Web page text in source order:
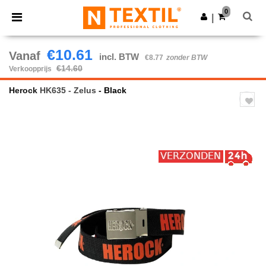
× Ntextil-app
Betere prijzen in de app!
Download app
0
Vanaf €10.61 incl. BTW €8.77 zonder BTW
Verkoopprijs
€14.60
Herock HK635 - Zelus - Black